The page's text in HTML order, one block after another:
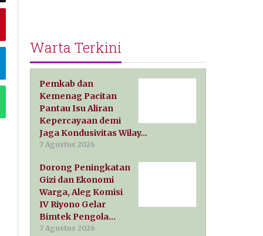
Warta Terkini
Pemkab dan
Kemenag Pacitan
Pantau Isu Aliran
Kepercayaan demi
Jaga Kondusivitas Wilay…
7 Agustus 2026
Dorong Peningkatan
Gizi dan Ekonomi
Warga, Aleg Komisi
IV Riyono Gelar
Bimtek Pengola…
7 Agustus 2026